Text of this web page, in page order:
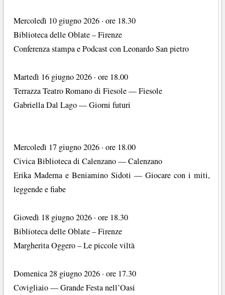
Mercoledì 10 giugno 2026 · ore 18.30
Biblioteca delle Oblate – Firenze
Conferenza stampa e Podcast con Leonardo San pietro
Martedì 16 giugno 2026 · ore 18.00
Terrazza Teatro Romano di Fiesole — Fiesole
Gabriella Dal Lago — Giorni futuri
Mercoledì 17 giugno 2026 · ore 18.00
Civica Biblioteca di Calenzano — Calenzano
Erika Maderna e Beniamino Sidoti — Giocare con i miti,
leggende e fiabe
Giovedì 18 giugno 2026 · ore 18.30
Biblioteca delle Oblate – Firenze
Margherita Oggero – Le piccole viltà
Domenica 28 giugno 2026 · ore 17.30
Covigliaio — Grande Festa nell’Oasi